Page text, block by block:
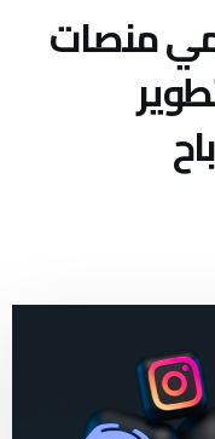
منصات